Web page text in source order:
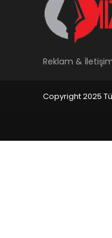
Reklam &
Copyright 2025